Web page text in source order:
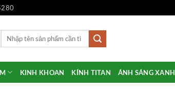
Tìm
KINH KHOAN KÍNH TITAN ÁNH SÁNG XANH